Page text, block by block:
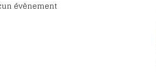
évènement